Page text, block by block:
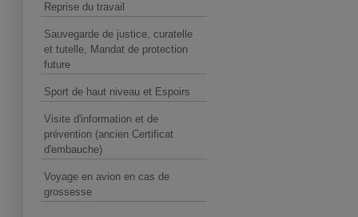
Reprise du travail
Sauvegarde de justice, curatelle
et tutelle, Mandat de protection
future
Sport de haut niveau et Espoirs
Visite d'information et de
prévention (ancien Certificat
d'embauche)
Voyage en avion en cas de
grossesse